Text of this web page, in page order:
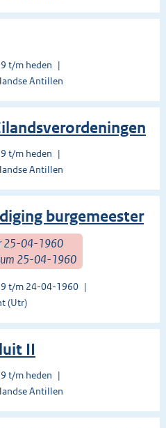
t/m heden
Antillen
t/m heden
Antillen
burgemeester
25-04-1960
25-04-1960
t/m 24-04-1960
(Utr)
II
t/m heden
Antillen